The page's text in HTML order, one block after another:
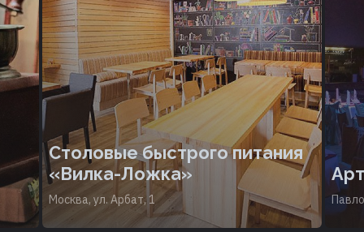
Столовые быстрого питания
«Вилка-Ложка»
Москва, ул. Арбат, 1